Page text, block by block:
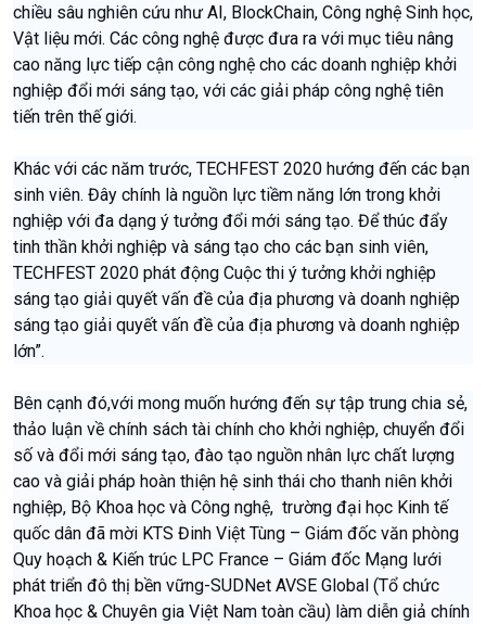
chiều sâu nghiên cứu như AI, BlockChain, Công nghệ Sinh học,
Vật liệu mới. Các công nghệ được đưa ra với mục tiêu nâng
cao năng lực tiếp cận công nghệ cho các doanh nghiệp khởi
nghiệp đổi mới sáng tạo, với các giải pháp công nghệ tiên
tiến trên thế giới.
Khác với các năm trước, TECHFEST 2020 hướng đến các bạn
sinh viên. Đây chính là nguồn lực tiềm năng lớn trong khởi
nghiệp với đa dạng ý tưởng đổi mới sáng tạo. Để thúc đẩy
tinh thần khởi nghiệp và sáng tạo cho các bạn sinh viên,
TECHFEST 2020 phát động Cuộc thi ý tưởng khởi nghiệp
sáng tạo giải quyết vấn đề của địa phương và doanh nghiệp
sáng tạo giải quyết vấn đề của địa phương và doanh nghiệp
lớn”.
Bên cạnh đó,với mong muốn hướng đến sự tập trung chia sẻ,
thảo luận về chính sách tài chính cho khởi nghiệp, chuyển đổi
số và đổi mới sáng tạo, đào tạo nguồn nhân lực chất lượng
cao và giải pháp hoàn thiện hệ sinh thái cho thanh niên khởi
nghiệp, Bộ Khoa học và Công nghệ, trường đại học Kinh tế
quốc dân đã mời KTS Đinh Việt Tùng – Giám đốc văn phòng
Quy hoạch & Kiến trúc LPC France – Giám đốc Mạng lưới
phát triển đô thị bền vững-SUDNet AVSE Global (Tổ chức
Khoa học & Chuyên gia Việt Nam toàn cầu) làm diễn giả chính